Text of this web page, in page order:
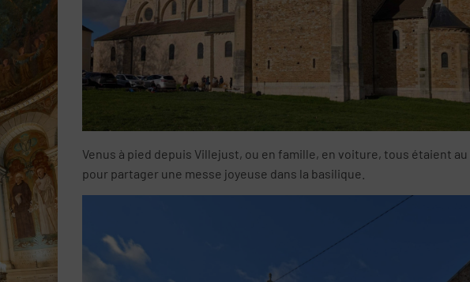
Venus à pied depuis Villejust, ou en famille, en voiture, tous étaient
pour partager une messe joyeuse dans la basilique.